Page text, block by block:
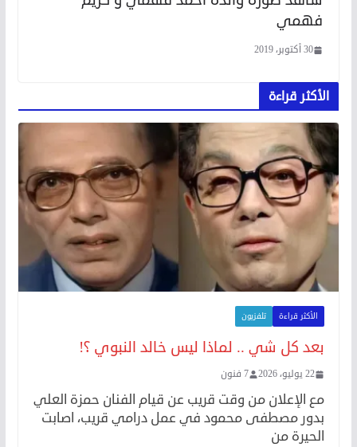
فهمي
30 أكتوبر، 2019
الأكثر قراءة
الأكثر قراءة تلفزيون
بعد كل شي .. لماذا ليس خالد النبوي ؟!
22 يوليو، 2026 7 فنون
مع الإعلان من وقت قريب عن قيام الفنان حمزة العلي
بدور مصطفى محمود في عمل درامي قريب، اصابت
الحيرة من